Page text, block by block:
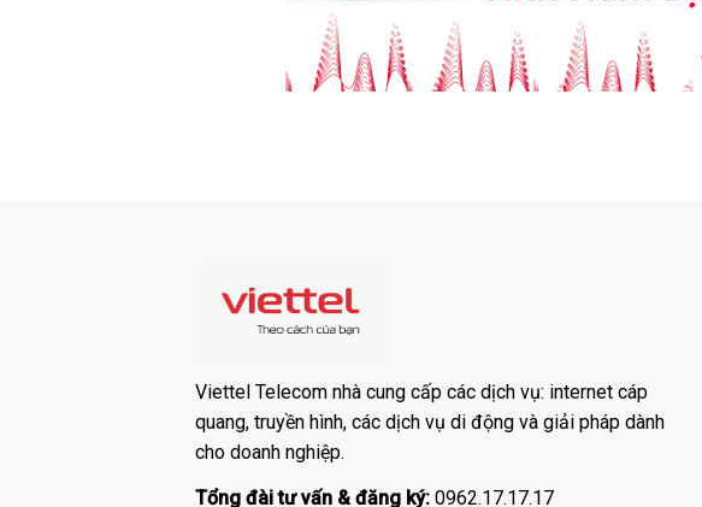
Viettel Telecom nhà cung cấp các dịch vụ: internet cáp
quang, truyền hình, các dịch vụ di động và giải pháp dành
cho doanh nghiệp.
Tổng đài tư vấn & đăng ký: 0962.17.17.17